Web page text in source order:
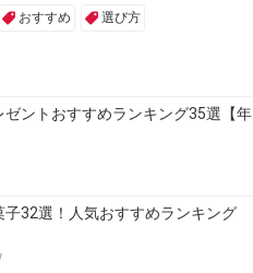
おすすめ 選び方
ントおすすめランキング35選【年
子32選！人気おすすめランキング